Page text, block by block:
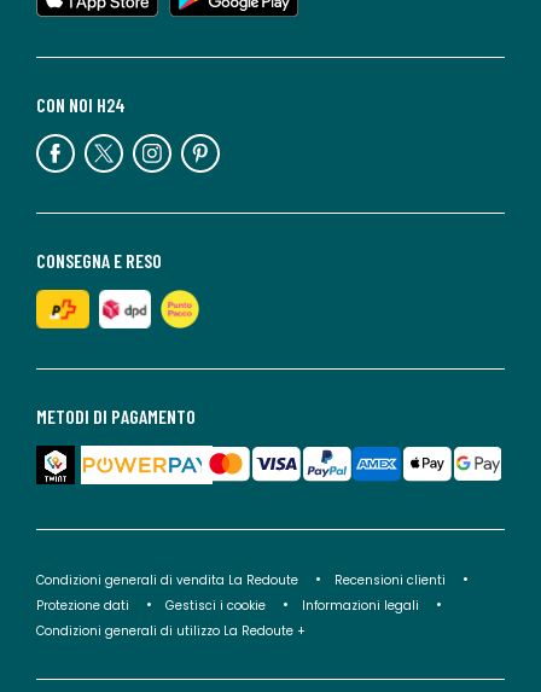
METODI DI PAGAMENTO
CONSEGNA E RESO
CON NOI H24
Condizioni generali di vendita La Redoute
Recensioni clienti
Protezione dati
Gestisci i cookie
Informazioni legali
Condizioni generali di utilizzo La Redoute +